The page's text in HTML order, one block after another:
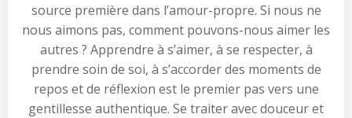
source première dans l’amour-propre. Si nous ne
nous aimons pas, comment pouvons-nous aimer les
autres ? Apprendre à s’aimer, à se respecter, à
prendre soin de soi, à s’accorder des moments de
repos et de réflexion est le premier pas vers une
gentillesse authentique. Se traiter avec douceur et